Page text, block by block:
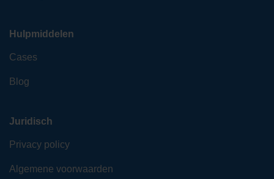
Hulpmiddelen
Cases
Blog
Juridisch
Privacy policy
Algemene voorwaarden